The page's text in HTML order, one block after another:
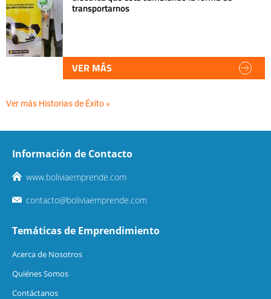
transportarnos
VER MÁS
Ver más Historias de Éxito »
Información de Contacto
www.boliviaemprende.com
contacto@boliviaemprende.com
Temáticas de Emprendimiento
Acerca de Nosotros
Quiénes Somos
Contáctanos